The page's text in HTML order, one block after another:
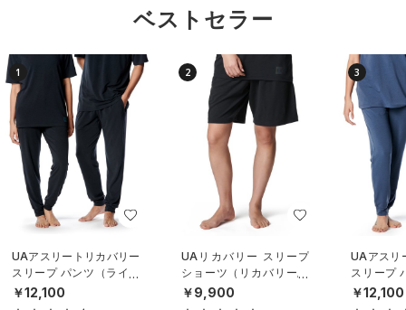
ベストセラー
1
UAアスリートリカバリー
スリープ パンツ（ライフ
スタイル/UNISEX）
￥12,100
2
UAリカバリー スリープ
ショーツ（リカバリー/U
NISEX）
￥9,900
3
UAアスリ
スリープ
スタイル/
￥12,100